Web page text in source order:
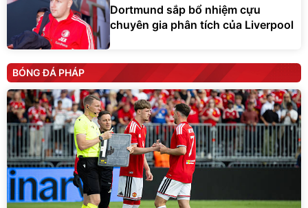
Dortmund sắp bổ nhiệm cựu
chuyên gia phân tích của Liverpool
BÓNG ĐÁ PHÁP